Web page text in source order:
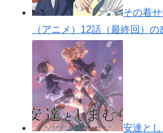
その着
（アニメ）12話（最終回）の
安達と